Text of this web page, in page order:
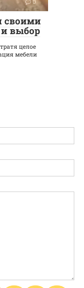
своими
выбор
целое
мебели